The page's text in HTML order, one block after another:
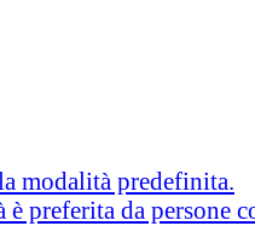
modalità predefinita.
è preferita da persone